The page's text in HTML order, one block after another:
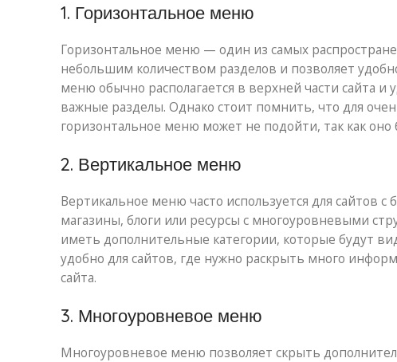
1. Горизонтальное меню
Горизонтальное меню — один из самых
небольшим количеством разделов и позволяет
меню обычно располагается в верхней части сайта и
важные разделы. Однако стоит помнить, что для
горизонтальное меню может не подойти, так как
2. Вертикальное меню
Вертикальное меню часто используется для сайтов
магазины, блоги или ресурсы с многоуровневыми
иметь дополнительные категории, которые будут
удобно для сайтов, где нужно раскрыть много
сайта.
3. Многоуровневое меню
Многоуровневое меню позволяет скрыть